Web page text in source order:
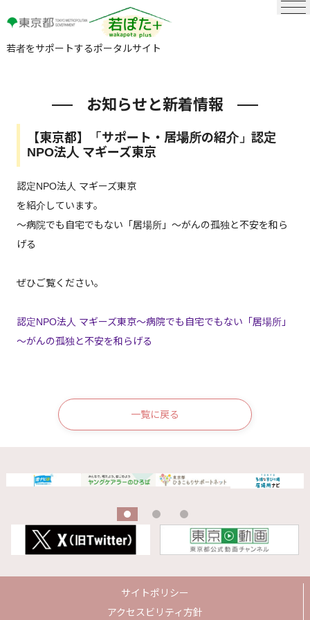
若者をサポートするポータルサイト
お知らせと新着情報
【東京都】「サポート・居場所の紹介」認定
NPO法人 マギーズ東京
認定NPO法人 マギーズ東京
を紹介しています。
～病院でも自宅でもない「居場所」～がんの孤独と不安を和ら
げる
ぜひご覧ください。
認定NPO法人 マギーズ東京～病院でも自宅でもない「居場所」
～がんの孤独と不安を和らげる
一覧に戻る
サイトポリシー
アクセスビリティ方針